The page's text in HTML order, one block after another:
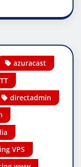
azuracast
directadmin
VPS